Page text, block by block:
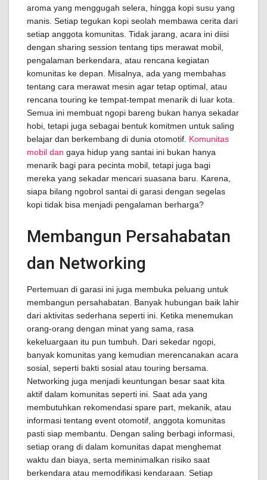
aroma yang menggugah selera, hingga kopi susu yang
manis. Setiap tegukan kopi seolah membawa cerita dari
setiap anggota komunitas. Tidak jarang, acara ini diisi
dengan sharing session tentang tips merawat mobil,
pengalaman berkendara, atau rencana kegiatan
komunitas ke depan. Misalnya, ada yang membahas
tentang cara merawat mesin agar tetap optimal, atau
rencana touring ke tempat-tempat menarik di luar kota.
Semua ini membuat ngopi bareng bukan hanya sekadar
hobi, tetapi juga sebagai bentuk komitmen untuk saling
belajar dan berkembang di dunia otomotif. Komunitas
mobil dan gaya hidup yang santai ini bukan hanya
menarik bagi para pecinta mobil, tetapi juga bagi
mereka yang sekadar mencari suasana baru. Karena,
siapa bilang ngobrol santai di garasi dengan segelas
kopi tidak bisa menjadi pengalaman berharga?
Membangun Persahabatan
dan Networking
Pertemuan di garasi ini juga membuka peluang untuk
membangun persahabatan. Banyak hubungan baik lahir
dari aktivitas sederhana seperti ini. Ketika menemukan
orang-orang dengan minat yang sama, rasa
kekeluargaan itu pun tumbuh. Dari sekedar ngopi,
banyak komunitas yang kemudian merencanakan acara
sosial, seperti bakti sosial atau touring bersama.
Networking juga menjadi keuntungan besar saat kita
aktif dalam komunitas seperti ini. Saat ada yang
membutuhkan rekomendasi spare part, mekanik, atau
informasi tentang event otomotif, anggota komunitas
pasti siap membantu. Dengan saling berbagi informasi,
setiap orang di dalam komunitas dapat menghemat
waktu dan biaya, serta meminimalkan risiko saat
berkendara atau memodifikasi kendaraan. Setiap